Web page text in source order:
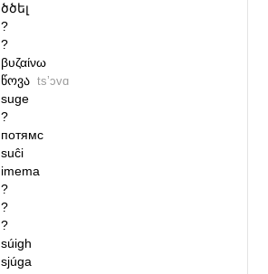
ծծել
?
?
βυζαίνω
წოვა tsʼɔvɑ
suge
?
потямс
suĉi
imema
?
?
?
súigh
sjúga